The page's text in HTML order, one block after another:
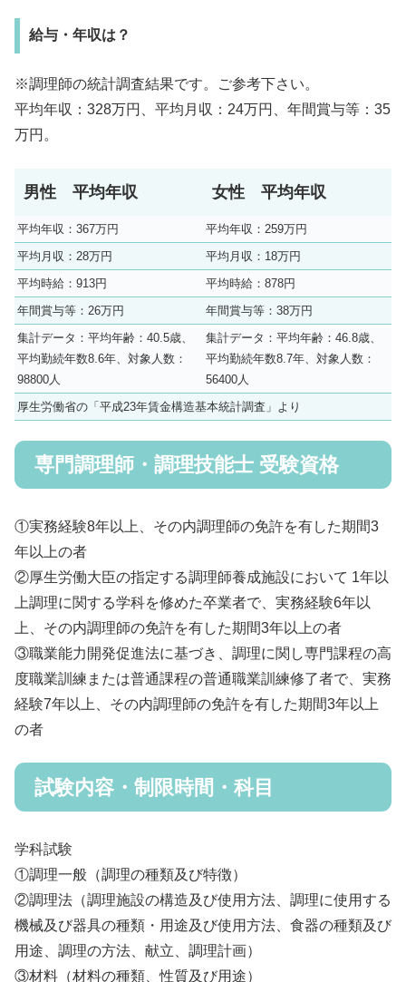
給与・年収は？
※調理師の統計調査結果です。ご参考下さい。
平均年収：328万円、平均月収：24万円、年間賞与等：35
万円。
男性 平均年収 女性 平均年収
平均年収：367万円
平均年収：259万円
平均月収：28万円
平均月収：18万円
平均時給：913円
平均時給：878円
年間賞与等：26万円
年間賞与等：38万円
集計データ：平均年齢：40.5歳、
平均勤続年数8.6年、対象人数：
98800人
集計データ：平均年齢：46.8歳、
平均勤続年数8.7年、対象人数：
56400人
厚生労働省の「平成23年賃金構造基本統計調査」より
専門調理師・調理技能士 受験資格
①実務経験8年以上、その内調理師の免許を有した期間3
年以上の者
②厚生労働大臣の指定する調理師養成施設において 1年以
上調理に関する学科を修めた卒業者で、実務経験6年以
上、その内調理師の免許を有した期間3年以上の者
③職業能力開発促進法に基づき、調理に関し専門課程の高
度職業訓練または普通課程の普通職業訓練修了者で、実務
経験7年以上、その内調理師の免許を有した期間3年以上
の者
試験内容・制限時間・科目
学科試験
①調理一般（調理の種類及び特徴）
②調理法（調理施設の構造及び使用方法、調理に使用する
機械及び器具の種類・用途及び使用方法、食器の種類及び
用途、調理の方法、献立、調理計画）
③材料（材料の種類、性質及び用途）